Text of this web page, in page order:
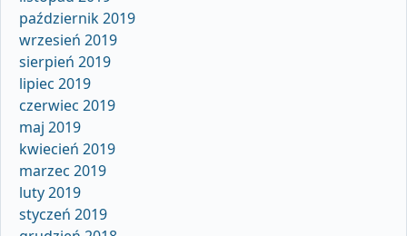
październik 2019
wrzesień 2019
sierpień 2019
lipiec 2019
czerwiec 2019
maj 2019
kwiecień 2019
marzec 2019
luty 2019
styczeń 2019